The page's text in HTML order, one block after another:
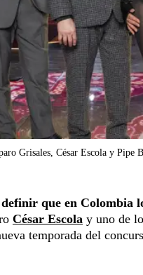
Grisales, César Escola y Pipe
que en Colombia
César Escola y uno de
temporada del